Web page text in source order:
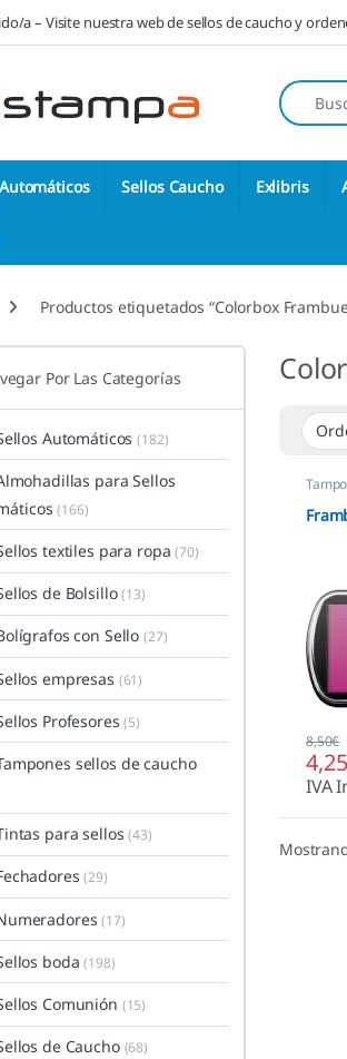
a – Visite nuestra web de sellos de caucho y
Sellos Caucho Exlibris
Productos etiquetados “Colorbox
4,25
8,50€
IVA
Por Las Categorías
Automáticos(182)
para Sellos
(166)
textiles para ropa(70)
de Bolsillo(13)
con Sello(27)
empresas (61)
Profesores(5)
sellos de caucho
para sellos(43)
(29)
(17)
boda(198)
Comunión (15)
de Caucho (68)